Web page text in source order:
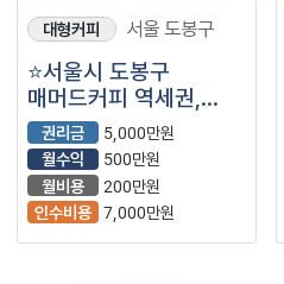
대형커피 서울 도봉구
⭐서울시 도봉구
매머드커피 역세권,
대단지 아파트 인근에서
테이크아웃 전문점,
풀오토로 운영 중인
매장입니다.
권리금
5,000만원
월수익
500만원
월비용
200만원
인수비용 7,000만원